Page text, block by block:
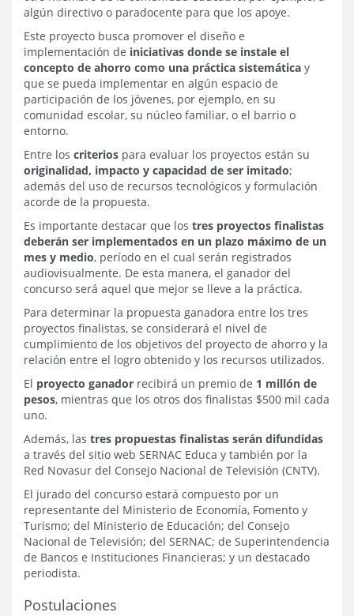
algún directivo o paradocente para que los apoye.
Este proyecto busca promover el diseño e
implementación de iniciativas donde se instale el
concepto de ahorro como una práctica sistemática y
que se pueda implementar en algún espacio de
participación de los jóvenes, por ejemplo, en su
comunidad escolar, su núcleo familiar, o el barrio o
entorno.
Entre los criterios para evaluar los proyectos están su
originalidad, impacto y capacidad de ser imitado;
además del uso de recursos tecnológicos y formulación
acorde de la propuesta.
Es importante destacar que los tres proyectos finalistas
deberán ser implementados en un plazo máximo de un
mes y medio, período en el cual serán registrados
audiovisualmente. De esta manera, el ganador del
concurso será aquel que mejor se lleve a la práctica.
Para determinar la propuesta ganadora entre los tres
proyectos finalistas, se considerará el nivel de
cumplimiento de los objetivos del proyecto de ahorro y la
relación entre el logro obtenido y los recursos utilizados.
El proyecto ganador recibirá un premio de 1 millón de
pesos, mientras que los otros dos finalistas $500 mil cada
uno.
Además, las tres propuestas finalistas serán difundidas
a través del sitio web SERNAC Educa y también por la
Red Novasur del Consejo Nacional de Televisión (CNTV).
El jurado del concurso estará compuesto por un
representante del Ministerio de Economía, Fomento y
Turismo; del Ministerio de Educación; del Consejo
Nacional de Televisión; del SERNAC; de Superintendencia
de Bancos e Instituciones Financieras; y un destacado
periodista.
Postulaciones